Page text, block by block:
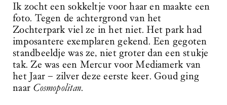
Ik zocht een sokkeltje voor haar en maakte een
foto. Tegen de achtergrond van het
Zochterpark viel ze in het niet. Het park had
imposantere exemplaren gekend. Een gegoten
standbeeldje was ze, niet groter dan een stukje
tak. Ze was een Mercur voor Mediamerk van
het Jaar – zilver deze eerste keer. Goud ging
naar Cosmopolitan.